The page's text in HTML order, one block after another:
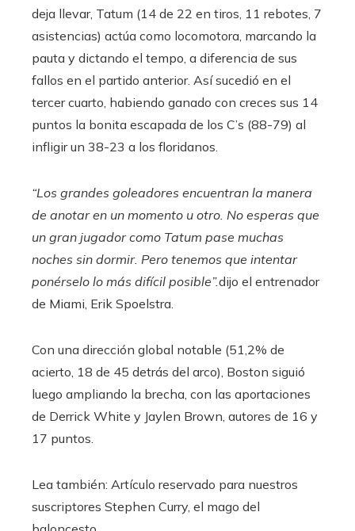
deja llevar, Tatum (14 de 22 en tiros, 11 rebotes, 7
asistencias) actúa como locomotora, marcando la
pauta y dictando el tempo, a diferencia de sus
fallos en el partido anterior. Así sucedió en el
tercer cuarto, habiendo ganado con creces sus 14
puntos la bonita escapada de los C’s (88-79) al
infligir un 38-23 a los floridanos.
“Los grandes goleadores encuentran la manera
de anotar en un momento u otro. No esperas que
un gran jugador como Tatum pase muchas
noches sin dormir. Pero tenemos que intentar
ponérselo lo más difícil posible”.dijo el entrenador
de Miami, Erik Spoelstra.
Con una dirección global notable (51,2% de
acierto, 18 de 45 detrás del arco), Boston siguió
luego ampliando la brecha, con las aportaciones
de Derrick White y Jaylen Brown, autores de 16 y
17 puntos.
Lea también: Artículo reservado para nuestros
suscriptores Stephen Curry, el mago del